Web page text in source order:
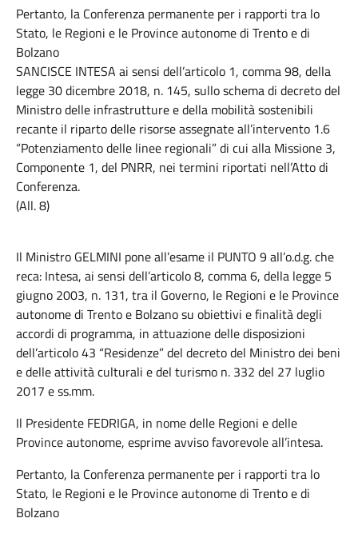
Pertanto, la Conferenza permanente per i rapporti tra lo
Stato, le Regioni e le Province autonome di Trento e di
Bolzano
SANCISCE INTESA ai sensi dell’articolo 1, comma 98, della
legge 30 dicembre 2018, n. 145, sullo schema di decreto del
Ministro delle infrastrutture e della mobilità sostenibili
recante il riparto delle risorse assegnate all’intervento 1.6
“Potenziamento delle linee regionali” di cui alla Missione 3,
Componente 1, del PNRR, nei termini riportati nell’Atto di
Conferenza.
(All. 8)
Il Ministro GELMINI pone all’esame il PUNTO 9 all’o.d.g. che
reca: Intesa, ai sensi dell’articolo 8, comma 6, della legge 5
giugno 2003, n. 131, tra il Governo, le Regioni e le Province
autonome di Trento e Bolzano su obiettivi e finalità degli
accordi di programma, in attuazione delle disposizioni
dell’articolo 43 “Residenze” del decreto del Ministro dei beni
e delle attività culturali e del turismo n. 332 del 27 luglio
2017 e ss.mm.
Il Presidente FEDRIGA, in nome delle Regioni e delle
Province autonome, esprime avviso favorevole all’intesa.
Pertanto, la Conferenza permanente per i rapporti tra lo
Stato, le Regioni e le Province autonome di Trento e di
Bolzano